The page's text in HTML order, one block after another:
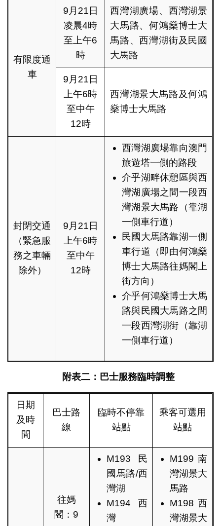
有限度通
車
9月21日
凌晨4時
至上午6
時
西灣湖廣場、西灣湖景
大馬路、何鴻燊博士大
馬路、西灣湖街及民國
大馬路
9月21日
上午6時
至中午
12時
西灣湖景大馬路及何鴻
燊博士大馬路
封閉交通
（緊急服
務之車輛
除外）
9月21日
上午6時
至中午
12時
西灣湖廣場靠向澳門
旅遊塔一側的路段
介乎湖畔休憩區與西
灣湖廣場之間一段西
灣湖景大馬路（靠湖
一側車行道）
民國大馬路靠湖一側
車行道（即由何鴻燊
博士大馬路往媽閣上
街方向）
介乎何鴻燊博士大馬
路與民國大馬路之間
一段西灣湖街（靠湖
一側車行道）
附表二：巴士服務臨時調整
日期
及時
間
巴士路
線
臨時不停靠
站點
乘客可選用
站點
往媽
閣：9
M193民
國馬路/西
灣湖
M194西
灣
M199南
灣湖景大
馬路
M198西
灣湖景大